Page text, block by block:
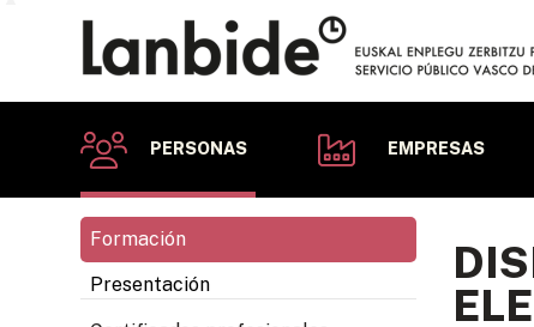
PERSONAS EMPRESAS
Formación
Presentación